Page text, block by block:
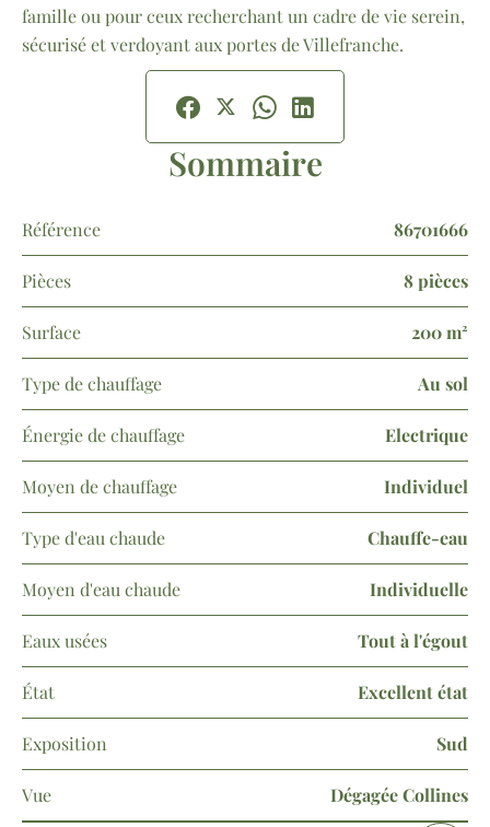
famille ou pour ceux recherchant un cadre de vie serein,
sécurisé et verdoyant aux portes de Villefranche.
Sommaire
Référence 86701666
Pièces 8 pièces
Surface 200 m²
Type de chauffage Au sol
Énergie de chauffage Electrique
Moyen de chauffage Individuel
Type d'eau chaude Chauffe-eau
Moyen d'eau chaude Individuelle
Eaux usées Tout à l'égout
État Excellent état
Exposition Sud
Vue Dégagée Collines